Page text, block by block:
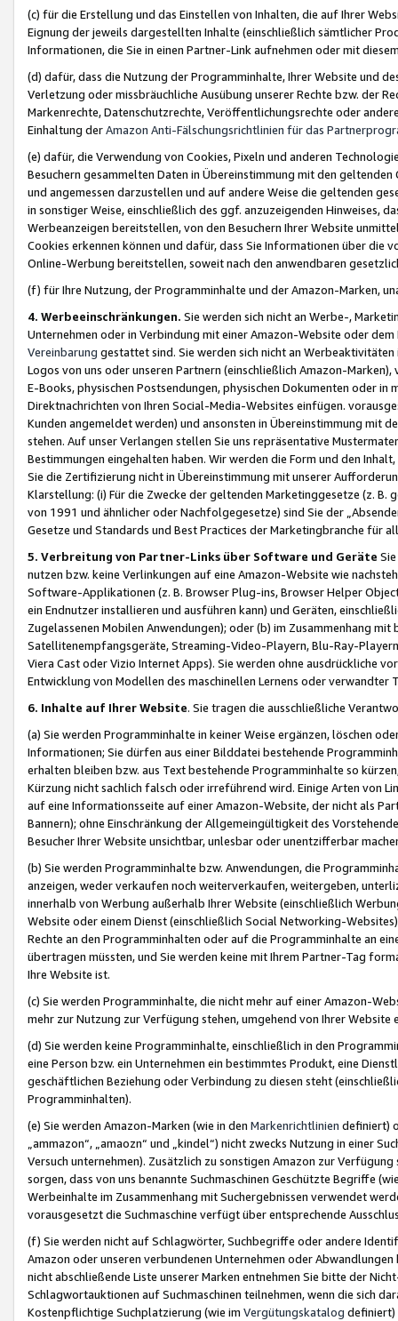
(c) für die Erstellung und das Einstellen von Inhalten, die auf Ihrer
Eignung der jeweils dargestellten Inhalte (einschließlich sämtlicher
Informationen, die Sie in einen Partner-Link aufnehmen oder mit
(d) dafür, dass die Nutzung der Programminhalte, Ihrer Website und
Verletzung oder missbräuchliche Ausübung unserer Rechte bzw. der
Markenrechte, Datenschutzrechte, Veröffentlichungsrechte oder
Einhaltung derAmazon Anti-Fälschungsrichtlinien für das
(e) dafür, die Verwendung von Cookies, Pixeln und anderen
Besuchern gesammelten Daten in Übereinstimmung mit den
und angemessen darzustellen und auf andere Weise die geltenden
in sonstiger Weise, einschließlich des ggf. anzuzeigenden Hinweises,
Werbeanzeigen bereitstellen, von den Besuchern Ihrer Website
Cookies erkennen können und dafür, dass Sie Informationen über die
Online-Werbung bereitstellen, soweit nach den anwendbaren
(f) für Ihre Nutzung, der Programminhalte und der Amazon-Marken,
4. Werbeeinschränkungen. Sie werden sich nicht an Werbe-,
Unternehmen oder in Verbindung mit einer Amazon-Website oder
Vereinbarung gestattet sind. Sie werden sich nicht an
Logos von uns oder unseren Partnern (einschließlich Amazon-
E-Books, physischen Postsendungen, physischen Dokumenten oder in
Direktnachrichten von Ihren Social-Media-Websites einfügen.
Kunden angemeldet werden) und ansonsten in Übereinstimmung mit
stehen. Auf unser Verlangen stellen Sie uns repräsentative
Bestimmungen eingehalten haben. Wir werden die Form und den
Sie die Zertifizierung nicht in Übereinstimmung mit unserer
Klarstellung: (i) Für die Zwecke der geltenden Marketinggesetze (z. B.
von 1991 und ähnlicher oder Nachfolgegesetze) sind Sie der
Gesetze und Standards und Best Practices der Marketingbranche für
5. Verbreitung von Partner-Links über Software und Geräte
nutzen bzw. keine Verlinkungen auf eine Amazon-Website wie
Software-Applikationen (z. B. Browser Plug-ins, Browser Helper
ein Endnutzer installieren und ausführen kann) und Geräten,
Zugelassenen Mobilen Anwendungen); oder (b) im Zusammenhang
Satellitenempfangsgeräte, Streaming-Video-Playern, Blu-Ray-
Viera Cast oder Vizio Internet Apps). Sie werden ohne ausdrückliche
Entwicklung von Modellen des maschinellen Lernens oder
6. Inhalte auf Ihrer Website. Sie tragen die ausschließliche
(a) Sie werden Programminhalte in keiner Weise ergänzen, löschen
Informationen; Sie dürfen aus einer Bilddatei bestehende
erhalten bleiben bzw. aus Text bestehende Programminhalte so
Kürzung nicht sachlich falsch oder irreführend wird. Einige Arten von
auf eine Informationsseite auf einer Amazon-Website, der nicht als
Bannern); ohne Einschränkung der Allgemeingültigkeit des
Besucher Ihrer Website unsichtbar, unlesbar oder unentzifferbar
(b) Sie werden Programminhalte bzw. Anwendungen, die
anzeigen, weder verkaufen noch weiterverkaufen, weitergeben,
innerhalb von Werbung außerhalb Ihrer Website (einschließlich
Website oder einem Dienst (einschließlich Social Networking-
Rechte an den Programminhalten oder auf die Programminhalte an
übertragen müssten, und Sie werden keine mit Ihrem Partner-Tag
Ihre Website ist.
(c) Sie werden Programminhalte, die nicht mehr auf einer Amazon-
mehr zur Nutzung zur Verfügung stehen, umgehend von Ihrer
(d) Sie werden keine Programminhalte, einschließlich in den
eine Person bzw. ein Unternehmen ein bestimmtes Produkt, eine
geschäftlichen Beziehung oder Verbindung zu diesen steht
Programminhalten).
(e) Sie werden Amazon-Marken (wie in den Markenrichtlinien definiert)
„ammazon“, „amaozn“ und „kindel“) nicht zwecks Nutzung in einer
Versuch unternehmen). Zusätzlich zu sonstigen Amazon zur
sorgen, dass von uns benannte Suchmaschinen Geschützte Begriffe
Werbeinhalte im Zusammenhang mit Suchergebnissen verwendet
vorausgesetzt die Suchmaschine verfügt über entsprechende
(f) Sie werden nicht auf Schlagwörter, Suchbegriffe oder andere
Amazon oder unseren verbundenen Unternehmen oder
nicht abschließende Liste unserer Marken entnehmen Sie bitte der
Schlagwortauktionen auf Suchmaschinen teilnehmen, wenn die sich
Kostenpflichtige Suchplatzierung (wie im Vergütungskatalog definiert)